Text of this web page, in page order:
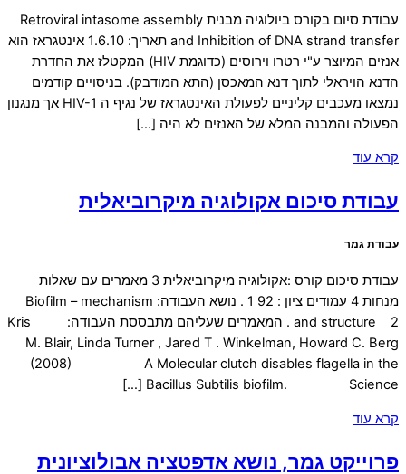
עבודת סיום בקורס ביולוגיה מבנית Retroviral intasome assembly
and Inhibition of DNA strand transfer תאריך: 1.6.10 אינטגראז הוא
אנזים המיוצר ע"י רטרו וירוסים (כדוגמת HIV) המקטלז את החדרת
הדנא הויראלי לתוך דנא המאכסן (התא המודבק). בניסויים קודמים
נמצאו מעכבים קליניים לפעולת האינטגראז של נגיף ה HIV-1 אך מנגנון
הפעולה והמבנה המלא של האנזים לא היה […]
קרא עוד
עבודת סיכום אקולוגיה מיקרוביאלית
עבודת גמר
עבודת סיכום קורס :אקולוגיה מיקרוביאלית 3 מאמרים עם שאלות
מנחות 4 עמודים ציון : 92 1 . נושא העבודה: Biofilm – mechanism
and structure 2 . המאמרים שעליהם מתבססת העבודה: Kris
M. Blair, Linda Turner , Jared T . Winkelman, Howard C. Berg
(2008) A Molecular clutch disables flagella in the
Bacillus Subtilis biofilm. Science […]
קרא עוד
פרוייקט גמר, נושא אדפטציה אבולוציונית